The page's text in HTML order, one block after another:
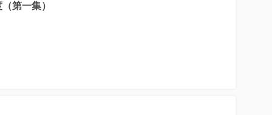
第一集）